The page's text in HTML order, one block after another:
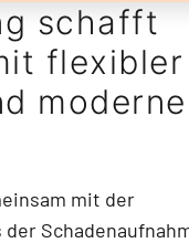
schafft
flexibler
mit der